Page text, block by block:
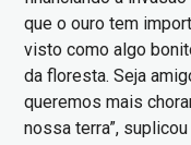
que o ouro tem
visto como algo
da floresta. Seja
queremos mais
nossa terra”,